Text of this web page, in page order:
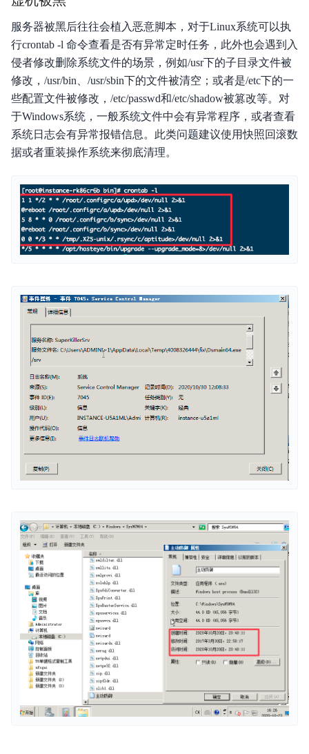
云助手SDK参考
运维参考
常见问题
故障处理
服务器被黑后往往会植入恶意脚本，对于Linux系统可以执
行crontab -l 命令查看是否有异常定时任务，此外也会遇到入
侵者修改删除系统文件的场景，例如/usr下的子目录文件被
修改，/usr/bin、/usr/sbin下的文件被清空；或者是/etc下的一
些配置文件被修改，/etc/passwd和/etc/shadow被篡改等。对
于Windows系统，一般系统文件中会有异常程序，或者查看
系统日志会有异常报错信息。此类问题建议使用快照回滚数
据或者重装操作系统来彻底清理。